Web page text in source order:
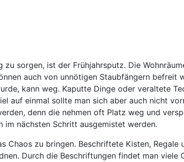
zu sorgen, ist der Frühjahrsputz. Die
auch von unnötigen Staubfängern befreit
kann weg. Kaputte Dinge oder veraltete
auf einmal sollte man sich aber auch nicht
denn die nehmen oft Platz weg und
im nächsten Schritt ausgemistet werden.
Chaos zu bringen. Beschriftete Kisten, Regale
Durch die Beschriftungen findet man viele